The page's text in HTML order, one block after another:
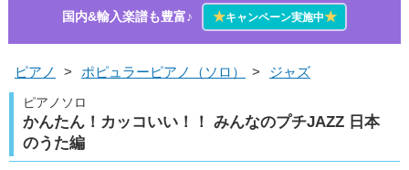
国内&輸入楽譜も豊富♪
★キャンペーン実施中★
ピアノ > ポピュラーピアノ（ソロ） > ジャズ
ピアノソロ
かんたん！カッコいい！！ みんなのプチJAZZ 日本
のうた編